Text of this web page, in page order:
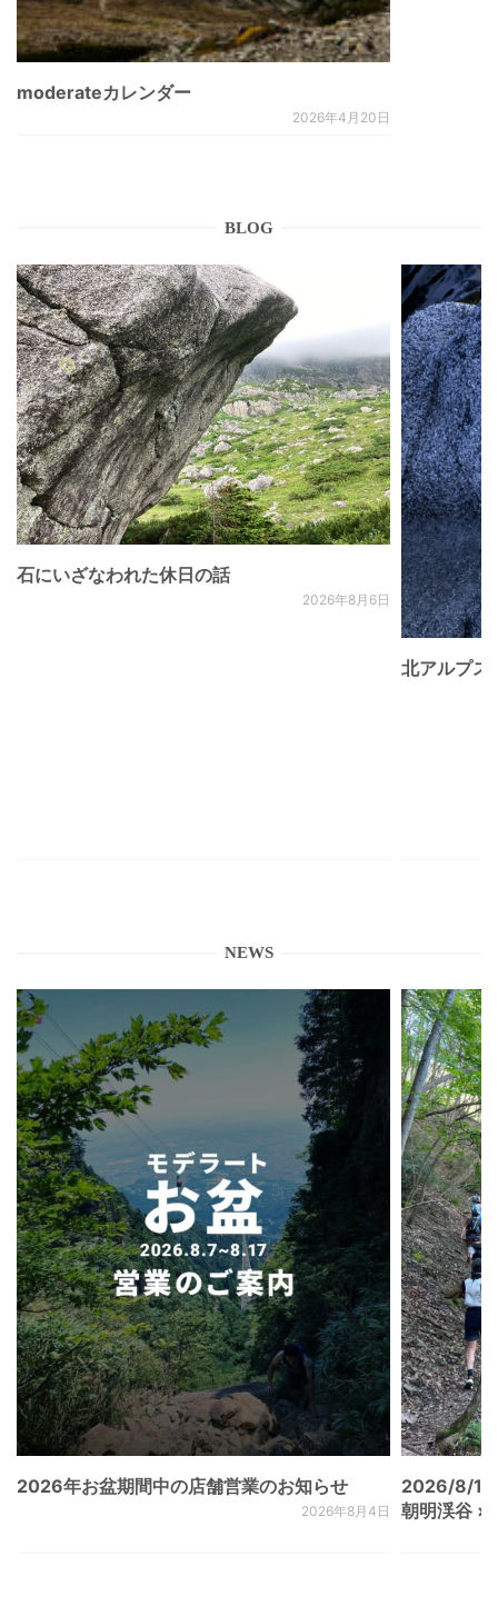
moderateカレンダー
2026年4月20日
BLOG
石にいざなわれた休日の話
2026年8月6日
北アルプ
NEWS
2026年お盆期間中の店舗営業のお知らせ
2026年8月4日
2026/8/
朝明渓谷 ×